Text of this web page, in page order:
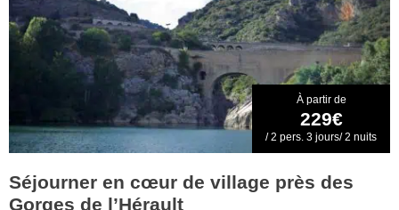
À partir de
229€
/ 2 pers. 3 jours/ 2 nuits
Séjourner en cœur de village près des
Gorges de l’Hérault